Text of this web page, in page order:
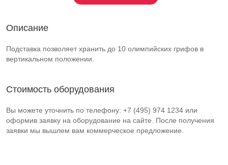
Описание
Подставка позволяет хранить до 10 олимпийских грифов в
вертикальном положении.
Стоимость оборудования
Вы можете уточнить по телефону: +7 (495) 974 1234 или
оформив заявку на оборудование на сайте. После получения
заявки мы вышлем вам коммерческое предложение.